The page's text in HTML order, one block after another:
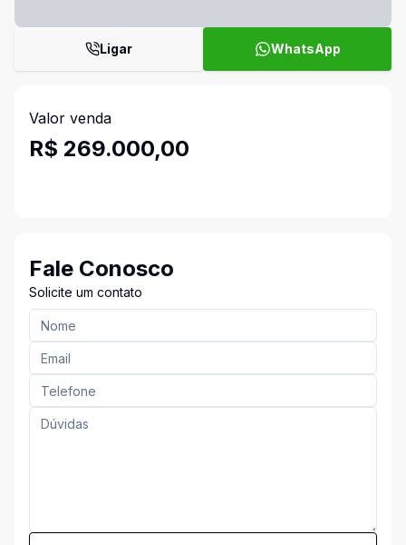
Ligar WhatsApp
Valor venda
R$ 269.000,00
Fale Conosco
Solicite um contato